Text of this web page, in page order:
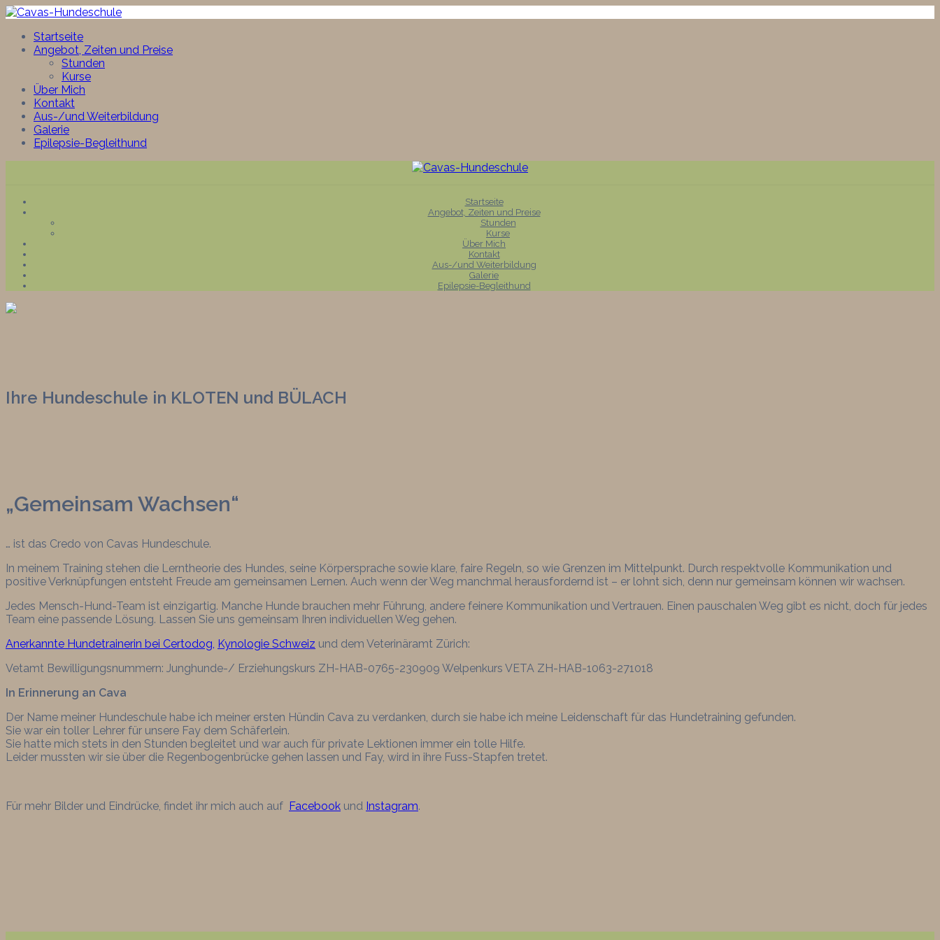
Startseite
Angebot, Zeiten und Preise
Stunden
Kurse
Über Mich
Kontakt
Aus-/und Weiterbildung
Galerie
Epilepsie-Begleithund
Startseite
Angebot, Zeiten und Preise
Stunden
Kurse
Über Mich
Kontakt
Aus-/und Weiterbildung
Galerie
Epilepsie-Begleithund
Ihre Hundeschule in KLOTEN und BÜLACH
„Gemeinsam Wachsen“
… ist das Credo von Cavas Hundeschule.
In meinem Training stehen die Lerntheorie des Hundes, seine Körpersprache sowie klare, faire Regeln, so wie Grenzen im Mittelpunkt. Durch respektvolle Kommunikation und
positive Verknüpfungen entsteht Freude am gemeinsamen Lernen. Auch wenn der Weg manchmal herausfordernd ist – er lohnt sich, denn nur gemeinsam können wir wachsen.
Jedes Mensch-Hund-Team ist einzigartig. Manche Hunde brauchen mehr Führung, andere feinere Kommunikation und Vertrauen. Einen pauschalen Weg gibt es nicht, doch für jedes
Team eine passende Lösung. Lassen Sie uns gemeinsam Ihren individuellen Weg gehen.
Anerkannte Hundetrainerin bei Certodog, Kynologie Schweiz und dem Veterinäramt Zürich:
Vetamt Bewilligungsnummern: Junghunde-/ Erziehungskurs ZH-HAB-0765-230909 Welpenkurs VETA ZH-HAB-1063-271018
In Erinnerung an Cava
Der Name meiner Hundeschule habe ich meiner ersten Hündin Cava zu verdanken, durch sie habe ich meine Leidenschaft für das Hundetraining gefunden.
Sie war ein toller Lehrer für unsere Fay dem Schäferlein.
Sie hatte mich stets in den Stunden begleitet und war auch für private Lektionen immer ein tolle Hilfe.
Leider mussten wir sie über die Regenbogenbrücke gehen lassen und Fay, wird in ihre Fuss-Stapfen tretet.
Für mehr Bilder und Eindrücke, findet ihr mich auch auf Facebook und Instagram.